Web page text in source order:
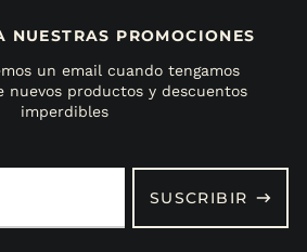
NUESTRAS PROMOCIONES
un email cuando tengamos
nuevos productos y descuentos
imperdibles
SUSCRIBIR